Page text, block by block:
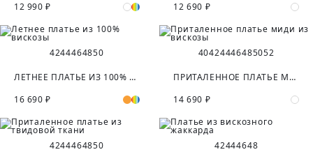
12 990 ₽
12 690 ₽
4244464850
ЛЕТНЕЕ ПЛАТЬЕ ИЗ 100% ВИСКОЗЫ
16 690 ₽
40424446485052
ПРИТАЛЕННОЕ ПЛАТЬЕ МИДИ ИЗ ВИСКОЗЫ
14 690 ₽
4244464850 42444648